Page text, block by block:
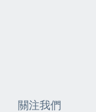
關注我們